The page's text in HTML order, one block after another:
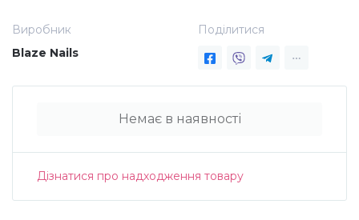
Втирки
Блискітки (пісок для нігтів)
Блискітки для нігтів
Виробник
Blaze Nails
Поділитися
Немає в наявності
Дізнатися про надходження товару